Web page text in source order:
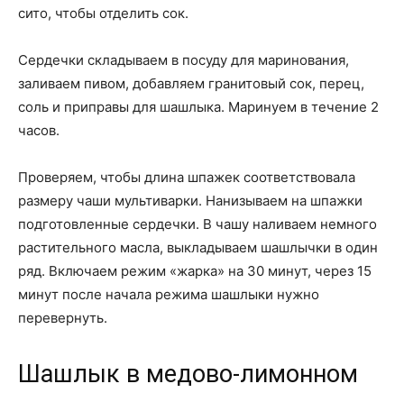
сито, чтобы отделить сок.
Сердечки складываем в посуду для маринования,
заливаем пивом, добавляем гранитовый сок, перец,
соль и приправы для шашлыка. Маринуем в течение 2
часов.
Проверяем, чтобы длина шпажек соответствовала
размеру чаши мультиварки. Нанизываем на шпажки
подготовленные сердечки. В чашу наливаем немного
растительного масла, выкладываем шашлычки в один
ряд. Включаем режим «жарка» на 30 минут, через 15
минут после начала режима шашлыки нужно
перевернуть.
Шашлык в медово-лимонном